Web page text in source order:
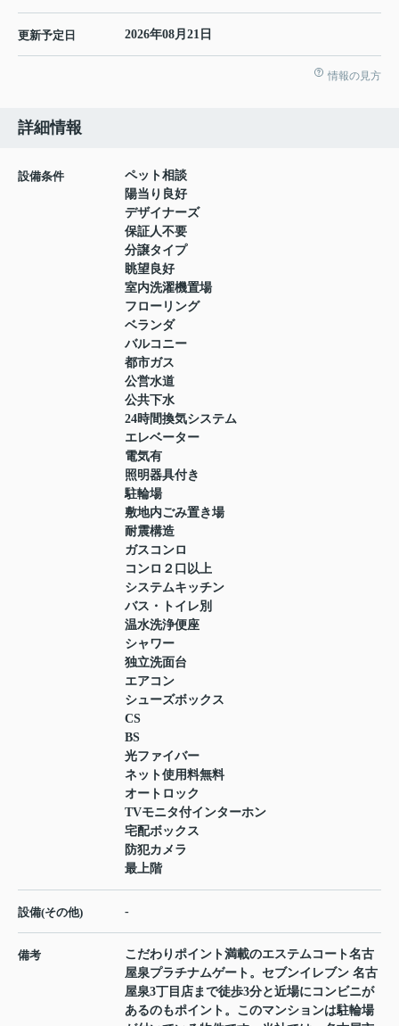
更新予定日 2026年08月21日
情報の見方
詳細情報
設備条件
ペット相談
陽当り良好
デザイナーズ
保証人不要
分譲タイプ
眺望良好
室内洗濯機置場
フローリング
ベランダ
バルコニー
都市ガス
公営水道
公共下水
24時間換気システム
エレベーター
電気有
照明器具付き
駐輪場
敷地内ごみ置き場
耐震構造
ガスコンロ
コンロ２口以上
システムキッチン
バス・トイレ別
温水洗浄便座
シャワー
独立洗面台
エアコン
シューズボックス
CS
BS
光ファイバー
ネット使用料無料
オートロック
TVモニタ付インターホン
宅配ボックス
防犯カメラ
最上階
設備(その他) -
備考
こだわりポイント満載のエステムコート名古
屋泉プラチナムゲート。セブンイレブン 名古
屋泉3丁目店まで徒歩3分と近場にコンビニが
あるのもポイント。このマンションは駐輪場